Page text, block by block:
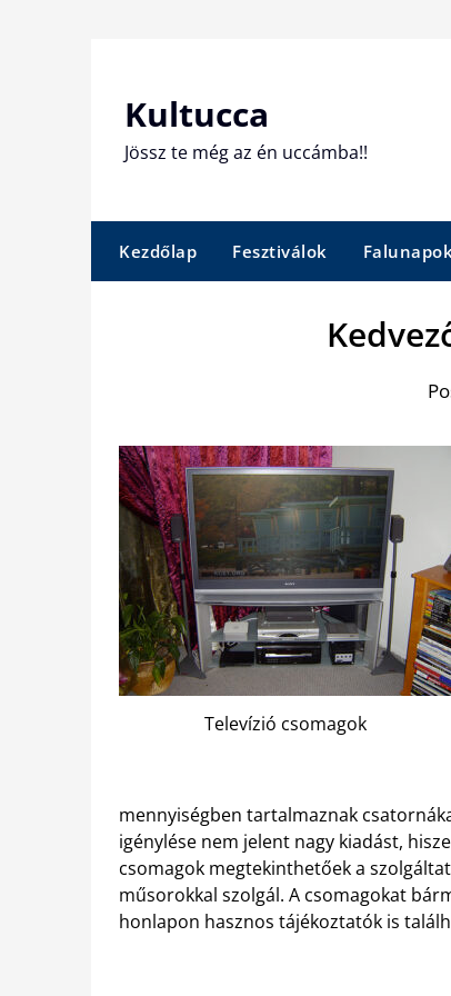
Kultucca
Jössz te még az én uccámba!!
Kezdőlap Fesztiválok
Televízió csomagok
mennyiségben tartalmaznak
igénylése nem jelent nagy kiadást,
csomagok megtekinthetőek a
műsorokkal szolgál. A csomagokat
honlapon hasznos tájékoztatók is